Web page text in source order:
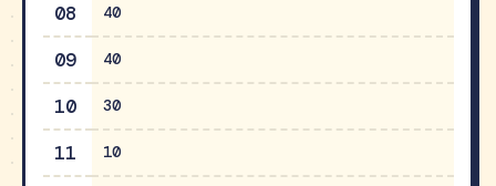
08 40
09 40
10 30
11 10